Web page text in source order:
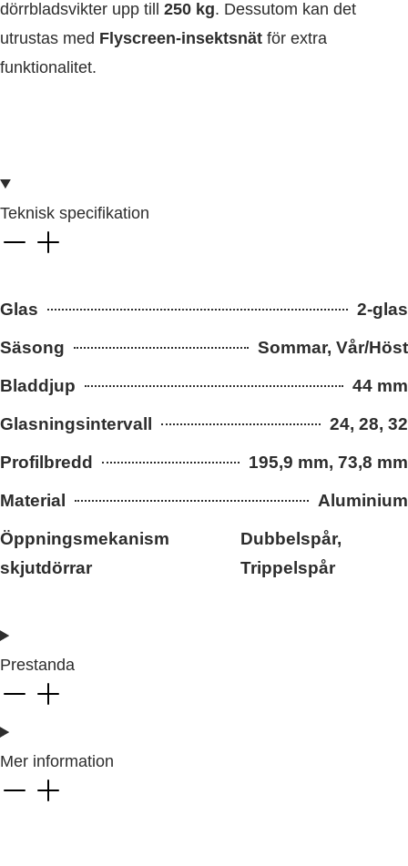
dörrbladsvikter upp till 250 kg. Dessutom kan det
utrustas med Flyscreen-insektsnät för extra
funktionalitet.
Teknisk specifikation
Glas
2-glas
Säsong
Sommar, Vår/Höst
Bladdjup
44 mm
Glasningsintervall
24, 28, 32
Profilbredd
195,9 mm, 73,8 mm
Material
Aluminium
Öppningsmekanism
skjutdörrar
Dubbelspår,
Trippelspår
Prestanda
Mer information